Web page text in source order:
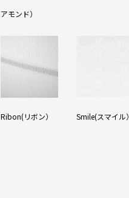
アモンド）
Ribon(リボン） Smile(スマイル）